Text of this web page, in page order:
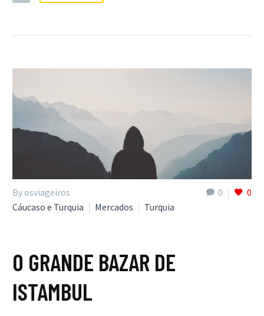
0 0
By osviageiros
Cáucaso e Turquia
Mercados Turquia
O GRANDE BAZAR DE
ISTAMBUL